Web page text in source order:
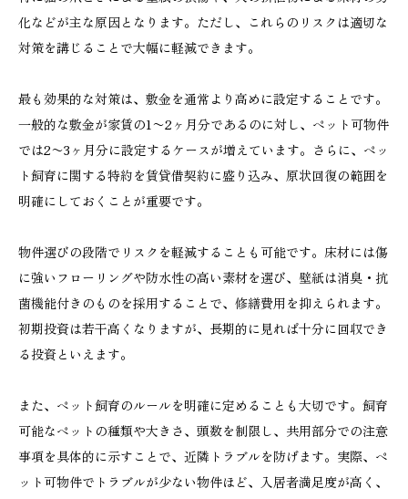
化などが主な原因となります。ただし、これらのリスクは適切な
対策を講じることで大幅に軽減できます。
最も効果的な対策は、敷金を通常より高めに設定することです。
一般的な敷金が家賃の1〜2ヶ月分であるのに対し、ペット可物件
では2〜3ヶ月分に設定するケースが増えています。さらに、ペッ
ト飼育に関する特約を賃貸借契約に盛り込み、原状回復の範囲を
明確にしておくことが重要です。
物件選びの段階でリスクを軽減することも可能です。床材には傷
に強いフローリングや防水性の高い素材を選び、壁紙は消臭・抗
菌機能付きのものを採用することで、修繕費用を抑えられます。
初期投資は若干高くなりますが、長期的に見れば十分に回収でき
る投資といえます。
また、ペット飼育のルールを明確に定めることも大切です。飼育
可能なペットの種類や大きさ、頭数を制限し、共用部分での注意
事項を具体的に示すことで、近隣トラブルを防げます。実際、ペ
ット可物件でトラブルが少ない物件ほど、入居者満足度が高く、